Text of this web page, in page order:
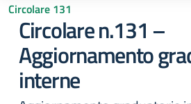
Circolare 131
Circolare n.131 –
Aggiornamento
interne